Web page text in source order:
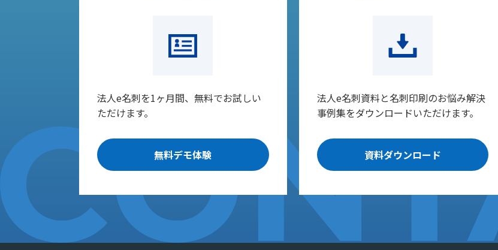
法人e名刺を1ヶ月間、無料でお試しい
ただけます。
無料デモ体験
法人e名刺資料と名刺印刷のお悩み解決
事例集をダウンロードいただけます。
資料ダウンロード